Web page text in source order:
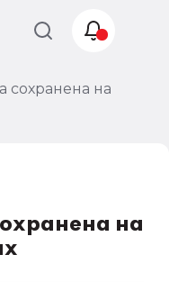
сохранена на
на